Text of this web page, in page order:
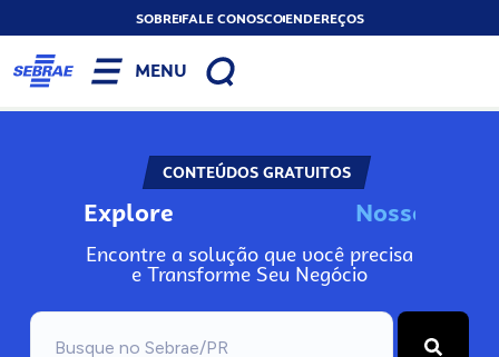
SOBREFALE CONOSCOENDEREÇOS
MENU
CONTEÚDOS GRATUITOS
Explore No
Encontre a solução que você precisa
e Transforme Seu Negócio